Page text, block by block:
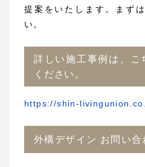
提案をいたします。まず
い。
詳しい施工事例は、こ
ください。
https://shin-
外構デザイン お問い合